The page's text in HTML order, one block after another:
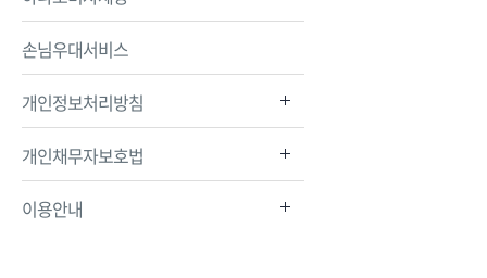
손님우대서비스
개인정보처리방침
개인채무자보호법
이용안내